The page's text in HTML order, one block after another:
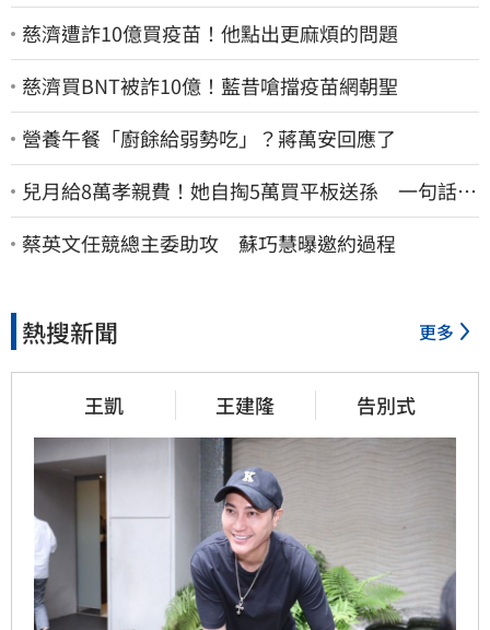
慈濟遭詐10億買疫苗！他點出更麻煩的問題
慈濟買BNT被詐10億！藍昔嗆擋疫苗網朝聖
營養午餐「廚餘給弱勢吃」？蔣萬安回應了
兒月給8萬孝親費！她自掏5萬買平板送孫 一句話愣
原地「傷心不已」
蔡英文任競總主委助攻 蘇巧慧曝邀約過程
熱搜新聞 更多
王凱 王建隆 告別式